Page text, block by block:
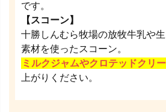
です。
【スコーン】
十勝しんむら牧場の放牧牛乳や
素材を使ったスコーン。
ミルクジャムやクロテッドクリ
上がりください。